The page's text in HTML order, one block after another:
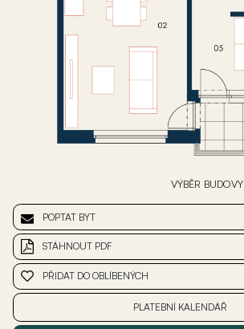
VÝBĚR BUDOVY
POPTAT BYT
STÁHNOUT PDF
PŘIDAT DO OBLÍBENÝCH
PLATEBNÍ KALENDÁŘ